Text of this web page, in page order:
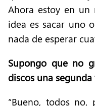
Ahora estoy en un
idea es sacar uno
nada de esperar
Supongo que no
discos una segunda
“Bueno, todos no,